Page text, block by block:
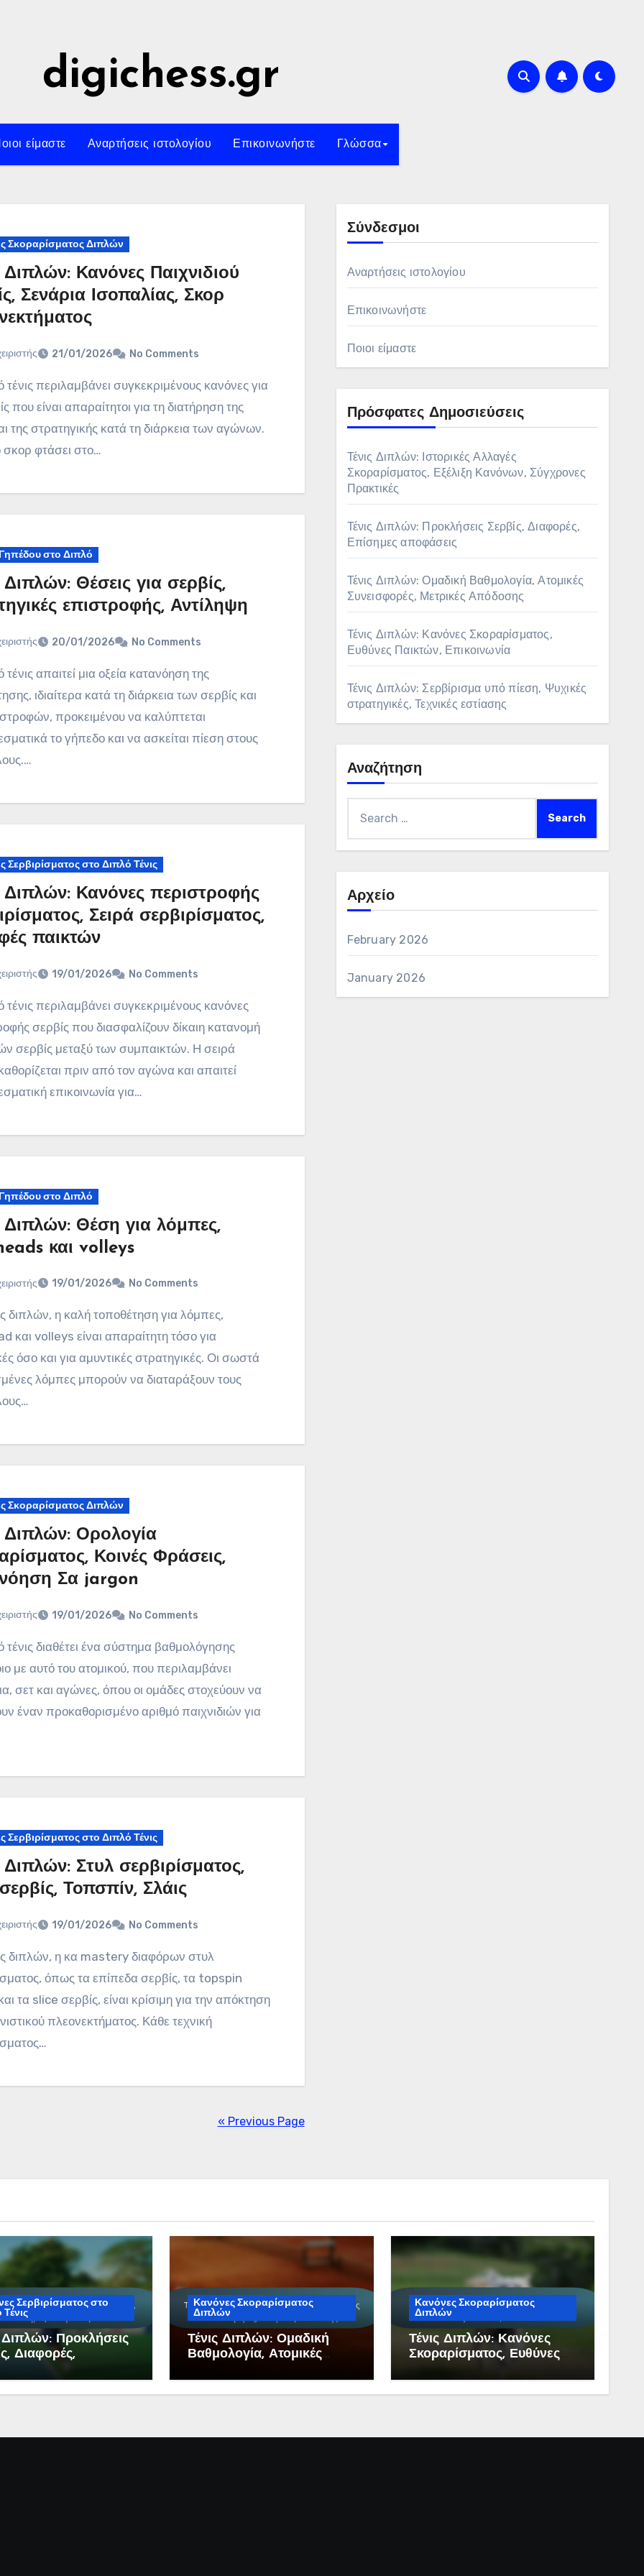
digichess.gr
είμαστε Αναρτήσεις ιστολογίου Επικοινωνήστε Γλώσσα
Σκοραρίσματος Διπλών
Διπλών: Κανόνες Παιχνιδιού
Σενάρια Ισοπαλίας, Σκορ
21/01/2026 No Comments
που είναι απαραίτητοι για τη διατήρηση της
της στρατηγικής κατά τη διάρκεια των αγώνων.
σκορ φτάσει στο…
στο Διπλό
Διπλών: Θέσεις για σερβίς,
επιστροφής, Αντίληψη
20/01/2026 No Comments
ιδιαίτερα κατά τη διάρκεια των σερβίς και
προκειμένου να καλύπτεται
το γήπεδο και να ασκείται πίεση στους
Σερβιρίσματος στο Διπλό Τένις
Διπλών: Κανόνες περιστροφής
Σειρά σερβιρίσματος,
παικτών
19/01/2026 No Comments
σερβίς που διασφαλίζουν δίκαιη κατανομή
σερβίς μεταξύ των συμπαικτών. Η σειρά
πριν από τον αγώνα και απαιτεί
επικοινωνία για…
στο Διπλό
Διπλών: Θέση για λόμπες,
και volleys
19/01/2026 No Comments
και volleys είναι απαραίτητη τόσο για
όσο και για αμυντικές στρατηγικές. Οι σωστά
λόμπες μπορούν να διαταράξουν τους
Σκοραρίσματος Διπλών
Διπλών: Ορολογία
Κοινές Φράσεις,
Σα jargon
19/01/2026 No Comments
με αυτό του ατομικού, που περιλαμβάνει
σετ και αγώνες, όπου οι ομάδες στοχεύουν να
έναν προκαθορισμένο αριθμό παιχνιδιών για
Σερβιρίσματος στο Διπλό Τένις
Διπλών: Στυλ σερβιρίσματος,
Τοπσπίν, Σλάις
19/01/2026 No Comments
όπως τα επίπεδα σερβίς, τα topspin
τα slice σερβίς, είναι κρίσιμη για την απόκτηση
πλεονεκτήματος. Κάθε τεχνική
« Previous Page
Σύνδεσμοι
Αναρτήσεις ιστολογίου
Επικοινωνήστε
Ποιοι είμαστε
Πρόσφατες Δημοσιεύσεις
Τένις Διπλών: Ιστορικές Αλλαγές
Σκοραρίσματος, Εξέλιξη Κανόνων, Σύγχρονες
Πρακτικές
Τένις Διπλών: Προκλήσεις Σερβίς, Διαφορές,
Επίσημες αποφάσεις
Τένις Διπλών: Ομαδική Βαθμολογία, Ατομικές
Συνεισφορές, Μετρικές Απόδοσης
Τένις Διπλών: Κανόνες Σκοραρίσματος,
Ευθύνες Παικτών, Επικοινωνία
Τένις Διπλών: Σερβίρισμα υπό πίεση, Ψυχικές
στρατηγικές, Τεχνικές εστίασης
Αναζήτηση
for:
Αρχείο
February 2026
January 2026
Σερβιρίσματος στο
Διπλών: Προκλήσεις
Διαφορές,
Κανόνες Σκοραρίσματος
Διπλών
Τένις Διπλών: Ομαδική
Βαθμολογία, Ατομικές
Κανόνες Σκοραρίσματος
Διπλών
Τένις Διπλών: Κανόνες
Σκοραρίσματος, Ευθύνες